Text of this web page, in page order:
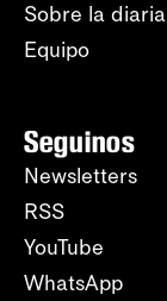
Sobre la diaria
Equipo
Seguinos
Newsletters
RSS
YouTube
WhatsApp